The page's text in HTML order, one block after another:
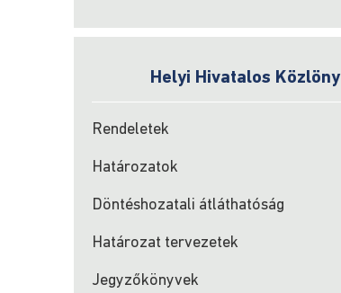
Helyi Hivatalos Közlöny
Rendeletek
Határozatok
Döntéshozatali átláthatóság
Határozat tervezetek
Jegyzőkönyvek